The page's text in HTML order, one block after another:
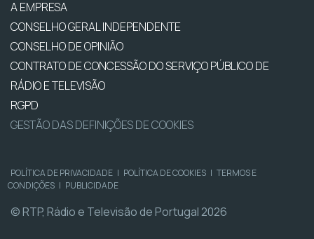
A EMPRESA
CONSELHO GERAL INDEPENDENTE
CONSELHO DE OPINIÃO
CONTRATO DE CONCESSÃO DO SERVIÇO PÚBLICO DE
RÁDIO E TELEVISÃO
RGPD
GESTÃO DAS DEFINIÇÕES DE COOKIES
POLÍTICA DE PRIVACIDADE | POLÍTICA DE COOKIES | TERMOS E
CONDIÇÕES | PUBLICIDADE
© RTP, Rádio e Televisão de Portugal 2026